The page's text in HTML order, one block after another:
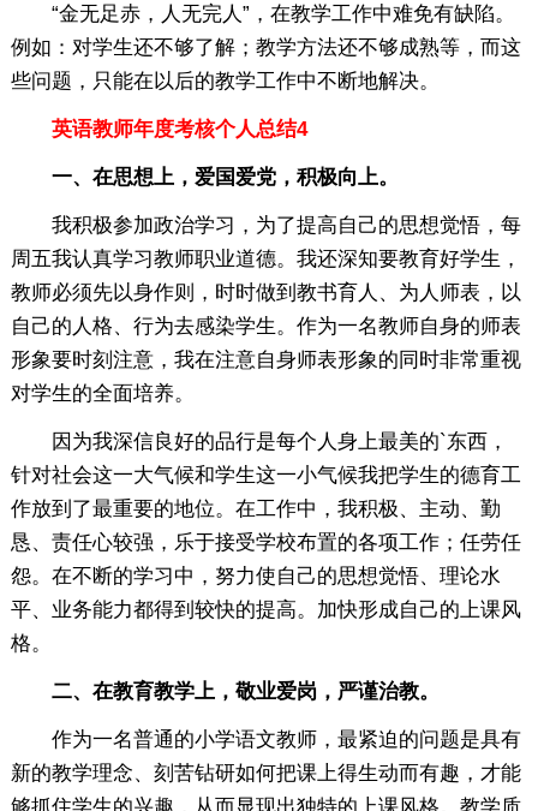
“金无足赤，人无完人”，在教学工作中难免有缺陷。
例如：对学生还不够了解；教学方法还不够成熟等，而这
些问题，只能在以后的教学工作中不断地解决。
英语教师年度考核个人总结4
一、在思想上，爱国爱党，积极向上。
我积极参加政治学习，为了提高自己的思想觉悟，每
周五我认真学习教师职业道德。我还深知要教育好学生，
教师必须先以身作则，时时做到教书育人、为人师表，以
自己的人格、行为去感染学生。作为一名教师自身的师表
形象要时刻注意，我在注意自身师表形象的同时非常重视
对学生的全面培养。
因为我深信良好的品行是每个人身上最美的`东西，
针对社会这一大气候和学生这一小气候我把学生的德育工
作放到了最重要的地位。在工作中，我积极、主动、勤
恳、责任心较强，乐于接受学校布置的各项工作；任劳任
怨。在不断的学习中，努力使自己的思想觉悟、理论水
平、业务能力都得到较快的提高。加快形成自己的上课风
格。
二、在教育教学上，敬业爱岗，严谨治教。
作为一名普通的小学语文教师，最紧迫的问题是具有
新的教学理念、刻苦钻研如何把课上得生动而有趣，才能
够抓住学生的兴趣，从而显现出独特的上课风格。教学质